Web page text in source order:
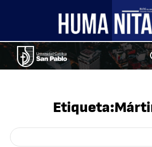
Etiqueta: